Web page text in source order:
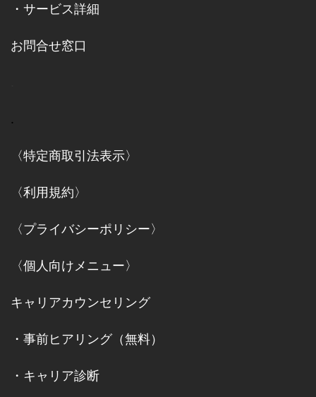
・ サービス詳細
お問合せ窓口
.
〈特定商取引法表示〉
〈利用規約〉
〈プライバシーポリシー〉
〈個人向けメニュー〉
キャリアカウンセリング
・ 事前ヒアリング（無料）
・ キャリア診断